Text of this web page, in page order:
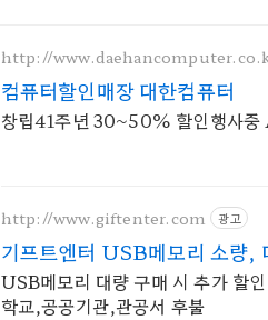
http://
컴퓨터할인매장 대한컴퓨터
http://www.giftenter.com 광고
기프트엔터 USB메모리 소량,
USB메모리 대량 구매 시 추가 할
학교,공공기관,관공서 후불